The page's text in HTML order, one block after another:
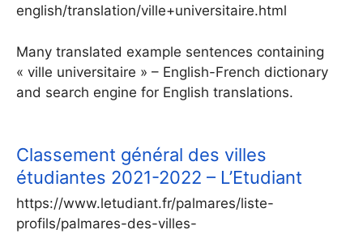
english/translation/ville+universitaire.html
Many translated example sentences containing
« ville universitaire » – English-French dictionary
and search engine for English translations.
Classement général des villes
étudiantes 2021-2022 – L’Etudiant
https://www.letudiant.fr/palmares/liste-
profils/palmares-des-villes-